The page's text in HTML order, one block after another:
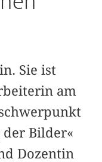
Sie ist
am
der Bilder«
Dozentin